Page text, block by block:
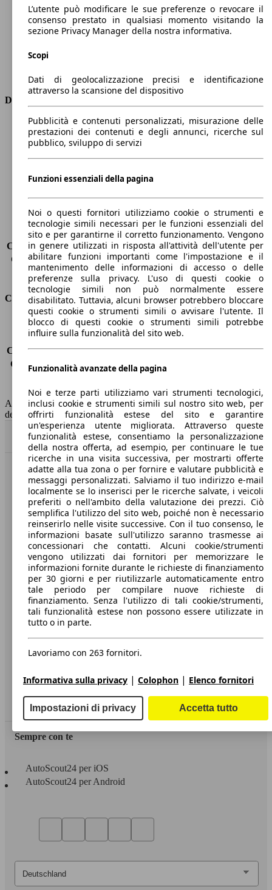
Coppia
240 nm
Cilindrata
1461 ccm
Carburante
Diesel
Trasmissione
Tipo di trazione
trazione anteriore
Dimensioni
Lunghezza
4560 mm
Altezza
1640 mm
Peso massimo
2128 kg
Sedili
7
Carico sul tetto
-
Capacità di traino (senza freni) -
Capacità di traino (con freni)
1300 kg
Volume del bagagliaio
564 - 2063 l
Consumi
Emissioni di CO2*
120 g/km (komb.)
Consumo (urbano)
5.8 l/100km
Consumo (extra-urbano) 4.4 l/100km
Consumo (combinato)*
4.9 l/100km
Capacità del serbatoio
60 l
AutoScout24 non si assume alcuna responsabilità per la correttezza
dei dati.
Torna su
Benvenuti su AutoScout24, il mercato auto europeo.
Società
A proposito di AutoScout24
Stampa
Media
Condizioni generali
Informazioni
Privacy
Dichiarazione di Accessibilità
Servizi
Area rivenditori
Sempre con te
AutoScout24 per iOS
AutoScout24 per Android
L’utente può modificare le sue preferenze o revocare il
consenso prestato in qualsiasi momento visitando la
sezione Privacy Manager della nostra informativa.
Scopi
Dati di geolocalizzazione precisi e identificazione
attraverso la scansione del dispositivo
Pubblicità e contenuti personalizzati, misurazione delle
prestazioni dei contenuti e degli annunci, ricerche sul
pubblico, sviluppo di servizi
Funzioni essenziali della pagina
Noi o questi fornitori utilizziamo cookie o strumenti e
tecnologie simili necessari per le funzioni essenziali del
sito e per garantirne il corretto funzionamento. Vengono
in genere utilizzati in risposta all'attività dell'utente per
abilitare funzioni importanti come l'impostazione e il
mantenimento delle informazioni di accesso o delle
preferenze sulla privacy. L'uso di questi cookie o
tecnologie simili non può normalmente essere
disabilitato. Tuttavia, alcuni browser potrebbero bloccare
questi cookie o strumenti simili o avvisare l'utente. Il
blocco di questi cookie o strumenti simili potrebbe
influire sulla funzionalità del sito web.
Funzionalità avanzate della pagina
Noi e terze parti utilizziamo vari strumenti tecnologici,
inclusi cookie e strumenti simili sul nostro sito web, per
offrirti funzionalità estese del sito e garantire
un'esperienza utente migliorata. Attraverso queste
funzionalità estese, consentiamo la personalizzazione
della nostra offerta, ad esempio, per continuare le tue
ricerche in una visita successiva, per mostrarti offerte
adatte alla tua zona o per fornire e valutare pubblicità e
messaggi personalizzati. Salviamo il tuo indirizzo e-mail
localmente se lo inserisci per le ricerche salvate, i veicoli
preferiti o nell'ambito della valutazione dei prezzi. Ciò
semplifica l'utilizzo del sito web, poiché non è necessario
reinserirlo nelle visite successive. Con il tuo consenso, le
informazioni basate sull'utilizzo saranno trasmesse ai
concessionari che contatti. Alcuni cookie/strumenti
vengono utilizzati dai fornitori per memorizzare le
informazioni fornite durante le richieste di finanziamento
per 30 giorni e per riutilizzarle automaticamente entro
tale periodo per compilare nuove richieste di
finanziamento. Senza l'utilizzo di tali cookie/strumenti,
tali funzionalità estese non possono essere utilizzate in
tutto o in parte.
Lavoriamo con 263 fornitori.
Informativa sulla privacy | Colophon | Elenco fornitori
Impostazioni di privacy Accetta tutto